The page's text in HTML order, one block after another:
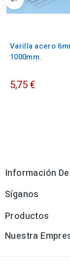
Varilla acero
1000mm.
5,75 €
Información
Síganos
Productos
Nuestra